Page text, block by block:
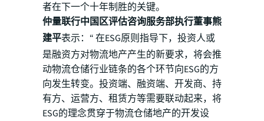
者在下一个十年制胜的关键。
仲量联行中国区评估咨询服务部执行董事熊
建平表示：“ 在ESG原则指导下，投资人或
是融资方对物流地产产生的新要求，将会推
动物流仓储行业链条的各个环节向ESG的方
向发生转变。投资端、融资端、开发商、持
有方、运营方、租赁方等需要联动起来，将
ESG的理念贯穿于物流仓储地产的开发设